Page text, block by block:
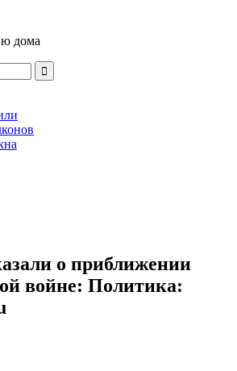
дома
о приближении
войне: Политика: